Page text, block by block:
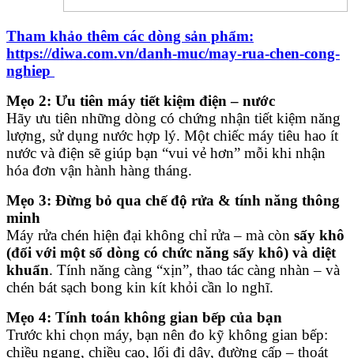
Tham khảo thêm các dòng sản phẩm:
https://diwa.com.vn/danh-muc/may-rua-chen-cong-
nghiep
Mẹo 2: Ưu tiên máy tiết kiệm điện – nước
Hãy ưu tiên những dòng có chứng nhận tiết kiệm năng
lượng, sử dụng nước hợp lý. Một chiếc máy tiêu hao ít
nước và điện sẽ giúp bạn “vui vẻ hơn” mỗi khi nhận
hóa đơn vận hành hàng tháng.
Mẹo 3: Đừng bỏ qua chế độ rửa & tính năng thông
minh
Máy rửa chén hiện đại không chỉ rửa – mà còn sấy khô
(đối với một số dòng có chức năng sấy khô) và diệt
khuẩn. Tính năng càng “xịn”, thao tác càng nhàn – và
chén bát sạch bong kin kít khỏi cần lo nghĩ.
Mẹo 4: Tính toán không gian bếp của bạn
Trước khi chọn máy, bạn nên đo kỹ không gian bếp:
chiều ngang, chiều cao, lối đi dây, đường cấp – thoát